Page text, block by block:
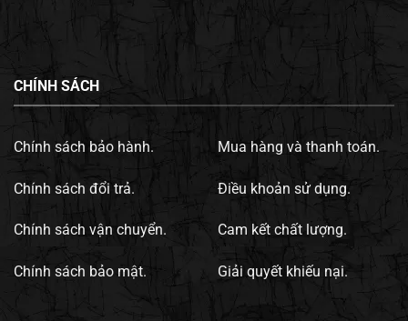
CHÍNH SÁCH
Chính sách bảo hành.
Chính sách đổi trả.
Chính sách vận chuyển.
Chính sách bảo mật.
Mua hàng và thanh toán.
Điều khoản sử dụng.
Cam kết chất lượng.
Giải quyết khiếu nại.